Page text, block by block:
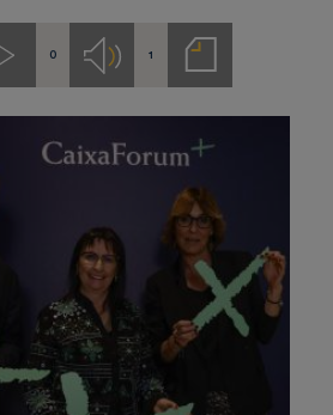
Videos
0 Audios1
Notas
de
prensa